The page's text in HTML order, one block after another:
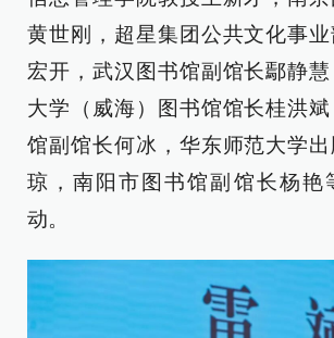
黄世刚，超星集团公共文化事
宏开，武汉图书馆副馆长鄢静
大学（威海）图书馆馆长桂洪
馆副馆长何冰，华东师范大学
琼，南阳市图书馆副馆长杨艳
动。